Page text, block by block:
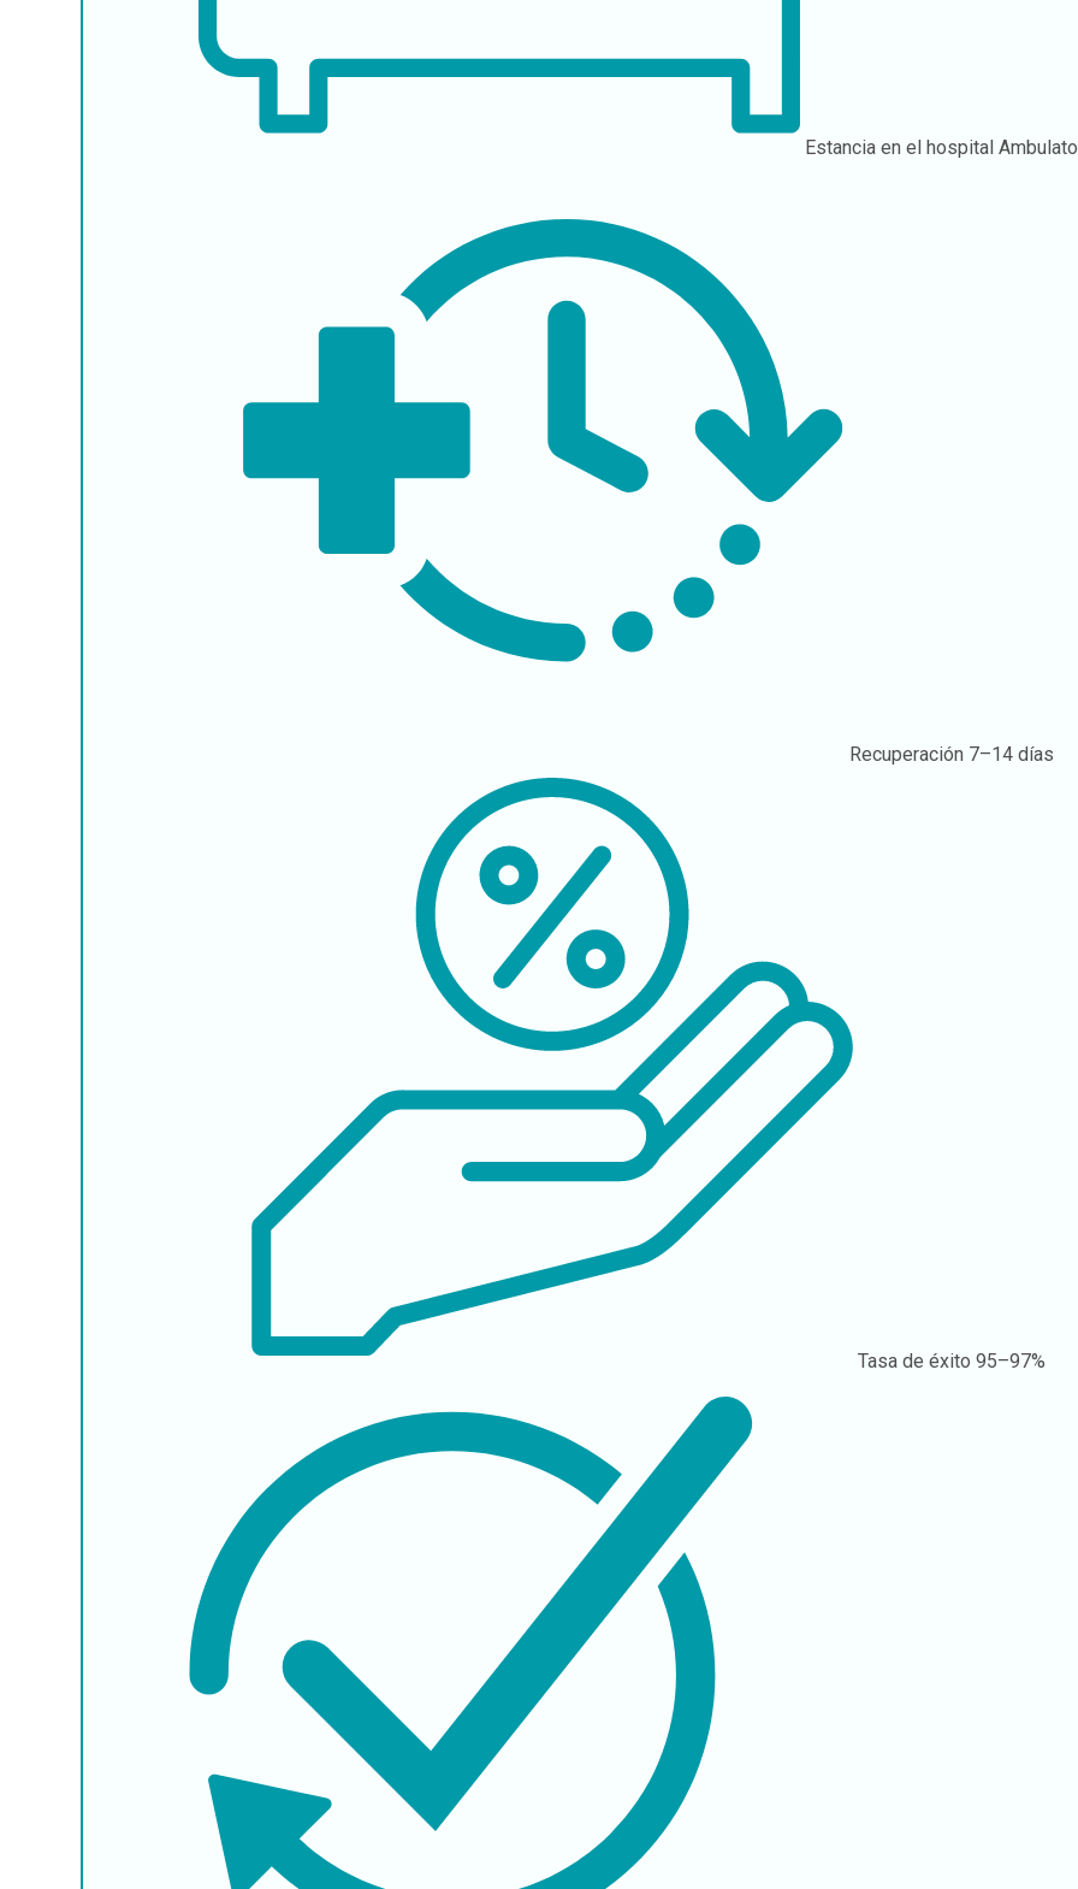
Estancia en el hospital
Recuperación 7–14 días
Tasa de éxito95–97%